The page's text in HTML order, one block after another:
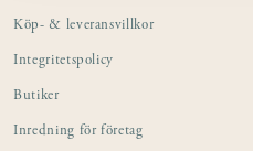
Köp- & leveransvillkor
Integritetspolicy
Butiker
Inredning för företag